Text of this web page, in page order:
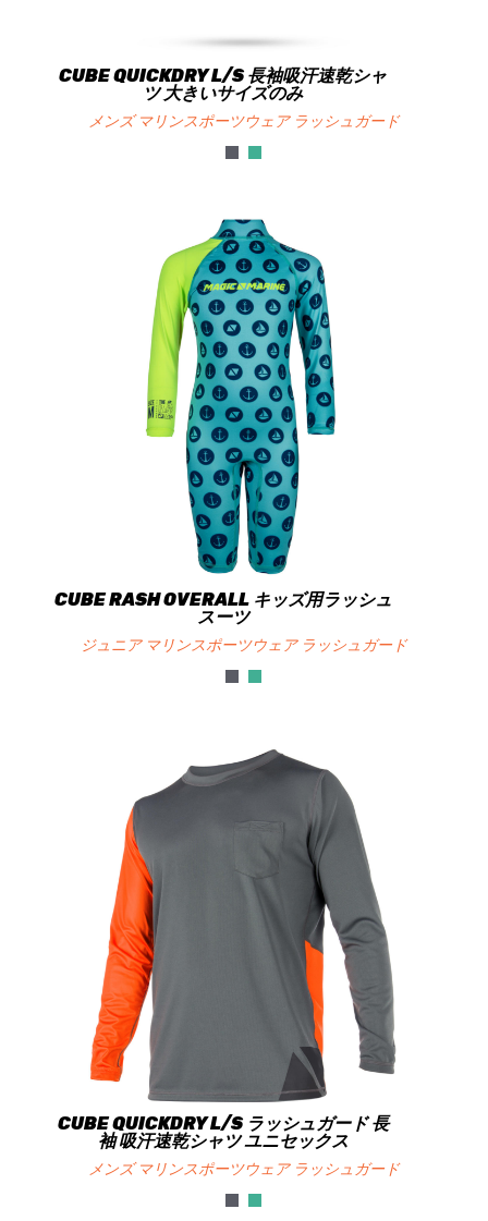
CUBE QUICKDRY L/S 長袖吸汗速乾シャ
ツ 大きいサイズのみ
メンズ マリンスポーツウェア ラッシュガード
CUBE RASH OVERALL キッズ用ラッシュ
スーツ
ジュニア マリンスポーツウェア ラッシュガード
CUBE QUICKDRY L/S ラッシュガード 長
袖 吸汗速乾シャツ ユニセックス
メンズ マリンスポーツウェア ラッシュガード